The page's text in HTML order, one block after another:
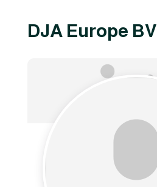
DJA Europe BV